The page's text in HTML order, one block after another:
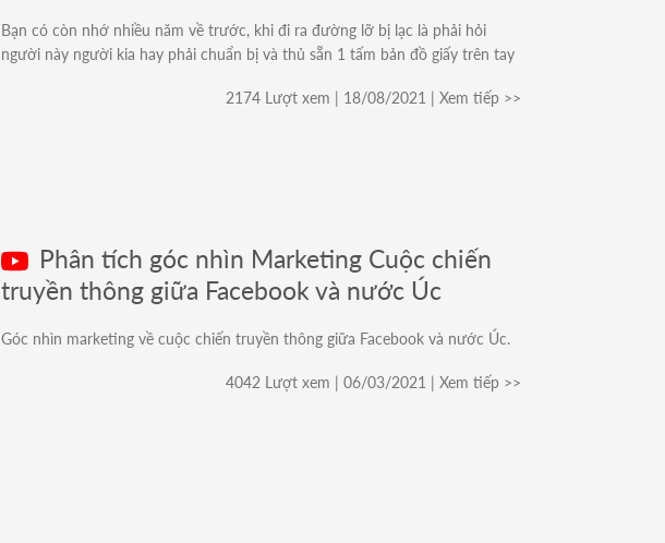
Bạn có còn nhớ nhiều năm về trước, khi đi ra đường lỡ bị lạc là phải hỏi
người này người kia hay phải chuẩn bị và thủ sẵn 1 tấm bản đồ giấy trên tay
2174 Lượt xem | 18/08/2021 | Xem tiếp >>
Phân tích góc nhìn Marketing Cuộc chiến
truyền thông giữa Facebook và nước Úc
Góc nhìn marketing về cuộc chiến truyền thông giữa Facebook và nước Úc.
4042 Lượt xem | 06/03/2021 | Xem tiếp >>